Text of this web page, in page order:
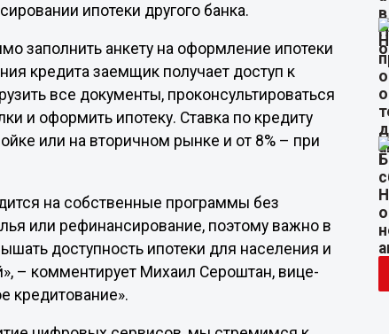
ипотеки другого банка.
заполнить анкету на оформление ипотеки
кредита заемщик получает доступ к
все документы, проконсультироваться
и оформить ипотеку. Ставка по кредиту
или на вторичном рынке и от 8% – при
на собственные программы без
или рефинансирование, поэтому важно в
доступность ипотеки для населения и
– комментирует Михаил Сероштан, вице-
кредитование».